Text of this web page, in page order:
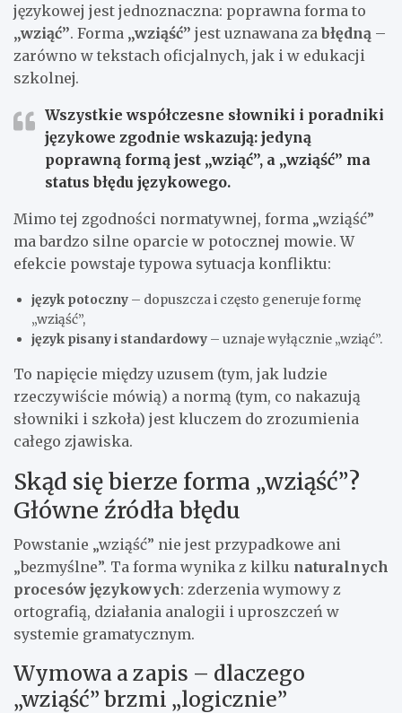
językowej jest jednoznaczna: poprawna forma to
„wziąć”. Forma „wziąść” jest uznawana za błędną –
zarówno w tekstach oficjalnych, jak i w edukacji
szkolnej.
Wszystkie współczesne słowniki i poradniki
językowe zgodnie wskazują: jedyną
poprawną formą jest „wziąć”, a „wziąść” ma
status błędu językowego.
Mimo tej zgodności normatywnej, forma „wziąść”
ma bardzo silne oparcie w potocznej mowie. W
efekcie powstaje typowa sytuacja konfliktu:
język potoczny – dopuszcza i często generuje formę
„wziąść”,
język pisany i standardowy – uznaje wyłącznie „wziąć”.
To napięcie między uzusem (tym, jak ludzie
rzeczywiście mówią) a normą (tym, co nakazują
słowniki i szkoła) jest kluczem do zrozumienia
całego zjawiska.
Skąd się bierze forma „wziąść”?
Główne źródła błędu
Powstanie „wziąść” nie jest przypadkowe ani
„bezmyślne”. Ta forma wynika z kilku naturalnych
procesów językowych: zderzenia wymowy z
ortografią, działania analogii i uproszczeń w
systemie gramatycznym.
Wymowa a zapis – dlaczego
„wziąść” brzmi „logicznie”